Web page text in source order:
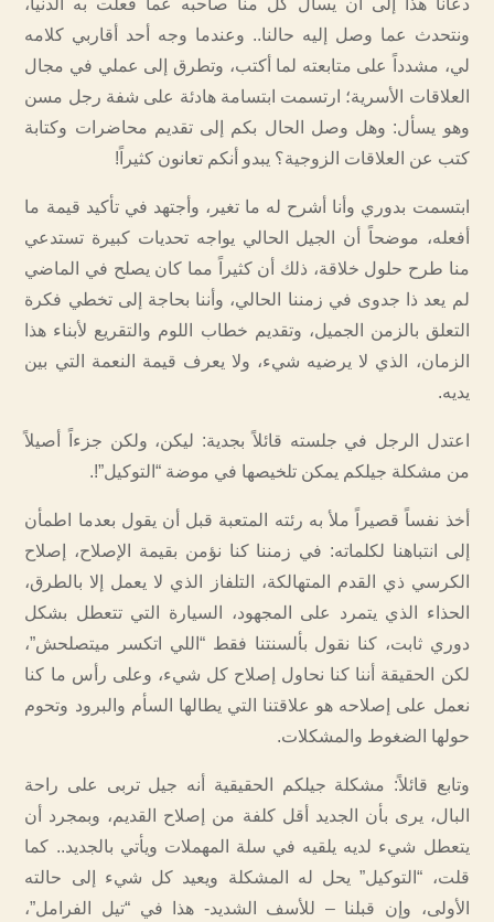
ونتحدث عما وصل إليه حالنا.. وعندما وجه أحد أقاربي كلامه
لي، مشدداً على متابعته لما أكتب، وتطرق إلى عملي في مجال
العلاقات الأسرية؛ ارتسمت ابتسامة هادئة على شفة رجل مسن
وهو يسأل: وهل وصل الحال بكم إلى تقديم محاضرات وكتابة
كتب عن العلاقات الزوجية؟ يبدو أنكم تعانون كثيراً!
ابتسمت بدوري وأنا أشرح له ما تغير، وأجتهد في تأكيد قيمة ما
أفعله، موضحاً أن الجيل الحالي يواجه تحديات كبيرة تستدعي
منا طرح حلول خلاقة، ذلك أن كثيراً مما كان يصلح في الماضي
لم يعد ذا جدوى في زمننا الحالي، وأننا بحاجة إلى تخطي فكرة
التعلق بالزمن الجميل، وتقديم خطاب اللوم والتقريع لأبناء هذا
الزمان، الذي لا يرضيه شيء، ولا يعرف قيمة النعمة التي بين
يديه.
اعتدل الرجل في جلسته قائلاً بجدية: ليكن، ولكن جزءاً أصيلاً
من مشكلة جيلكم يمكن تلخيصها في موضة “التوكيل”!.
أخذ نفساً قصيراً ملأ به رئته المتعبة قبل أن يقول بعدما اطمأن
إلى انتباهنا لكلماته: في زمننا كنا نؤمن بقيمة الإصلاح، إصلاح
الكرسي ذي القدم المتهالكة، التلفاز الذي لا يعمل إلا بالطرق،
الحذاء الذي يتمرد على المجهود، السيارة التي تتعطل بشكل
دوري ثابت، كنا نقول بألسنتنا فقط “اللي اتكسر ميتصلحش”،
لكن الحقيقة أننا كنا نحاول إصلاح كل شيء، وعلى رأس ما كنا
نعمل على إصلاحه هو علاقتنا التي يطالها السأم والبرود وتحوم
حولها الضغوط والمشكلات.
وتابع قائلاً: مشكلة جيلكم الحقيقية أنه جيل تربى على راحة
البال، يرى بأن الجديد أقل كلفة من إصلاح القديم، وبمجرد أن
يتعطل شيء لديه يلقيه في سلة المهملات ويأتي بالجديد.. كما
قلت، “التوكيل” يحل له المشكلة ويعيد كل شيء إلى حالته
الأولى، وإن قبلنا – للأسف الشديد- هذا في “تيل الفرامل”،